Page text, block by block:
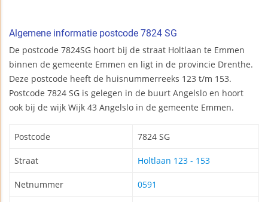
Algemene informatie postcode 7824 SG
De postcode 7824SG hoort bij de straat Holtlaan te Emmen
binnen de gemeente Emmen en ligt in de provincie Drenthe.
Deze postcode heeft de huisnummerreeks 123 t/m 153.
Postcode 7824 SG is gelegen in de buurt Angelslo en hoort
ook bij de wijk Wijk 43 Angelslo in de gemeente Emmen.
Postcode 7824 SG
Straat Holtlaan 123 - 153
Netnummer 0591